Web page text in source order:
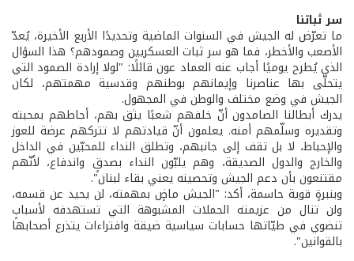
سر ثباتنا
ما تعرّض له الجيش في السنوات الماضية وتحديدًا الأربع الأخيرة، يُعدّ
الأصعب والأخطر، فما هو سر ثبات العسكريين وصمودهم؟ هذا السؤال
الذي يُطرح يوميًا أجاب عنه العماد عون قائلًا: "لولا إرادة الصمود التي
يتحلّى بها عناصرنا وإيمانهم بوطنهم وقدسية مهمتهم، لكان
الجيش في وضع مختلف والوطن في المجهول.
يدرك أبطالنا الصامدون أنّ خلفهم شعبًا يثق بهم، أحاطهم بمحبته
وتقديره وسلّمهم أمنه. يعلمون أنّ قيادتهم لا تتركهم عرضة للعوز
والإحباط، لا بل تقف إلى جانبهم، وتطلق النداء للمحبّين في الداخل
والخارج والدول الصديقة، وهم يلبّون النداء بصدقٍ واندفاع، لأنّهم
مقتنعون بأن دعم الجيش وتحصينه يعني بقاء لبنان".
وبنبرةٍ قوية حاسمة، أكد: "الجيش ماضٍ بمهمته، لن يحيد عن قسمه،
ولن تنال من عزيمته الحملات المشبوهة التي تستهدفه لأسبابٍ
تنضوي في طيّاتها حسابات سياسية ضيقة وافتراءات يتذرع أصحابها
بالقوانين".